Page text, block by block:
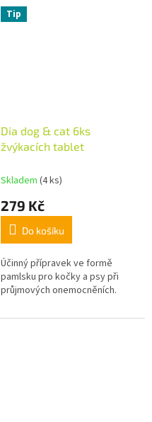
Tip
Dia dog & cat 6ks
žvýkacích tablet
Skladem (4 ks)
279 Kč
Do košíku
Účinný přípravek ve formě
pamlsku pro kočky a psy při
průjmových onemocněních.